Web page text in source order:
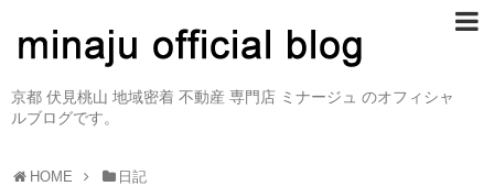
京都 伏見桃山 地域密着 不動産 専門店 ミナージュ のオフィシャ
ルブログです。
HOME 日記